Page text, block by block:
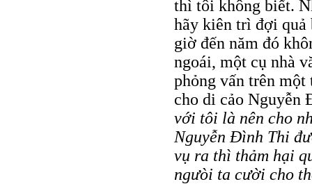
thì tôi không biết.
hãy kiên trì đợi quả
giờ đến năm đó
ngoái, một cụ nhà
phỏng vấn trên
cho di cảo
với tôi là nên cho
Nguyễn Đình Thi
vụ ra thì thảm hại
ngưòi ta cười cho